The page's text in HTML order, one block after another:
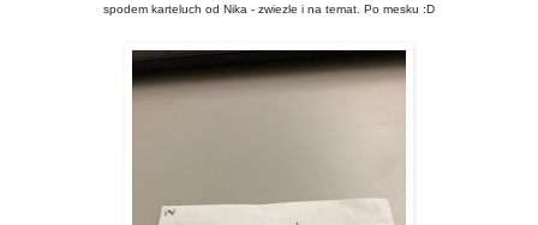
spodem karteluch od Nika - zwiezle i na temat. Po mesku :D